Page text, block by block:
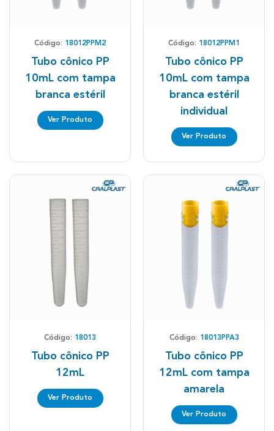
Código: 18012PPM2
Tubo cônico PP
10mL com tampa
branca estéril
Ver Produto
Código: 18012PPM1
Tubo cônico PP
10mL com tampa
branca estéril
individual
Ver Produto
Código: 18013
Tubo cônico PP
12mL
Ver Produto
Código: 18013PPA3
Tubo cônico PP
12mL com tampa
amarela
Ver Produto